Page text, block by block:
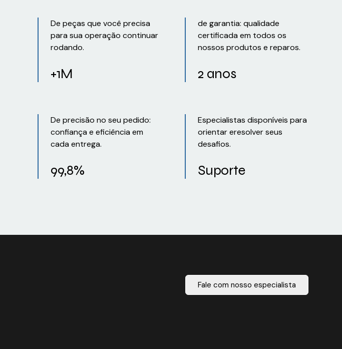
De peças que você precisa
para sua operação continuar
rodando.
+1M
de garantia: qualidade
certificada em todos os
nossos produtos e reparos.
2 anos
De precisão no seu pedido:
confiança e eficiência em
cada entrega.
99,8%
Especialistas disponíveis para
orientar eresolver seus
desafios.
Suporte
Fale com nosso especialista